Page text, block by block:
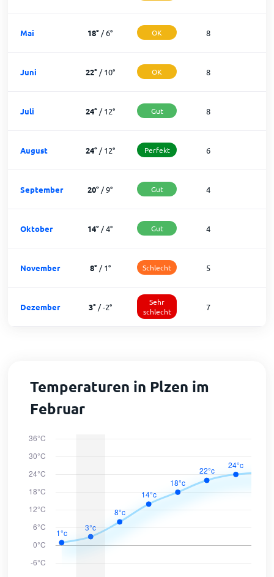
Mai 18° /6° OK 8
Juni 22°/10° OK 8
Juli 24°/12° Gut 8
August 24°/12° Perfekt 6
September 20° /9° Gut 4
Oktober 14° /4° Gut 4
November 8°/1° Schlecht 5
Dezember 3°/-2°
Sehr
schlecht
7
Temperaturen in Plzen im
Februar